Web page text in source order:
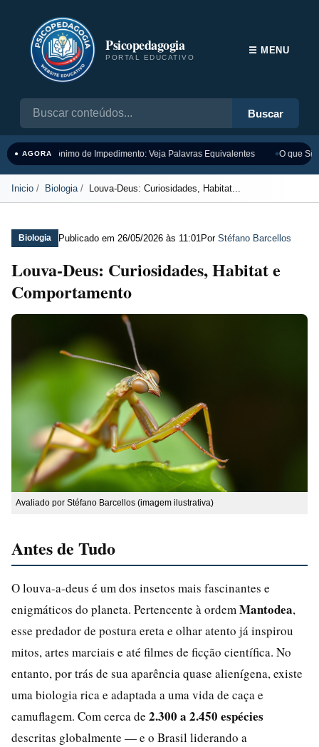
Psicopedagogia
PORTAL EDUCATIVO
Buscar
☰ MENU
● AGORASinônimo de Impedimento: Veja Palavras Equivalentes O que
Inicio Biologia Louva-Deus: Curiosidades, Habitat...
Biologia Publicado em 26/05/2026 às 11:01 Por Stéfano Barcellos
Louva-Deus: Curiosidades, Habitat e
Comportamento
Avaliado por Stéfano Barcellos (imagem ilustrativa)
Antes de Tudo
O louva-a-deus é um dos insetos mais fascinantes e
enigmáticos do planeta. Pertencente à ordem Mantodea,
esse predador de postura ereta e olhar atento já inspirou
mitos, artes marciais e até filmes de ficção científica. No
entanto, por trás de sua aparência quase alienígena, existe
uma biologia rica e adaptada a uma vida de caça e
camuflagem. Com cerca de 2.300 a 2.450 espécies
descritas globalmente — e o Brasil liderando a